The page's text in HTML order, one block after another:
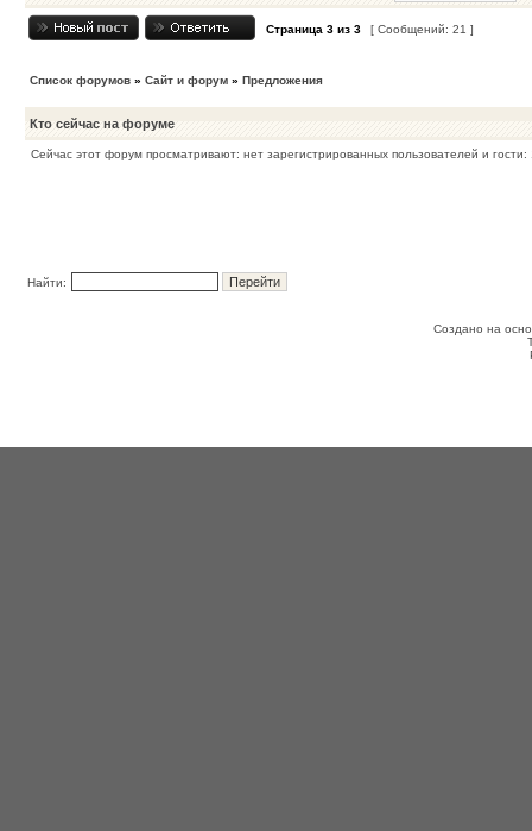
Страница 3 из 3 [ Сообщений: 21 ]
Список форумов » Сайт и форум » Предложения
Кто сейчас на форуме
Сейчас этот форум просматривают: нет зарегистрированных пользователей и гости:
Найти:
Создано на